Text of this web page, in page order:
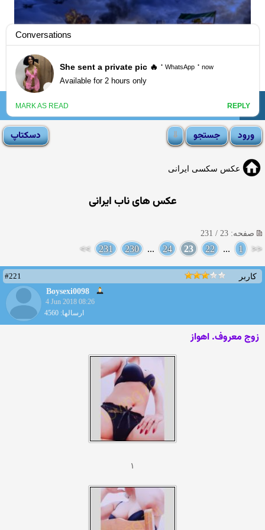
انجمن لوتی ☰
عکس سکسی ایرانی
عکس های ناب ایرانی
صفحه: 23 / 231
<<
1
...
22
23
24
...
230
231
>>
کاربر
#221
Boysexi0098
4 Jun 2018 08:26
ارسالها: 4560
زوج معروف. اهواز
۱